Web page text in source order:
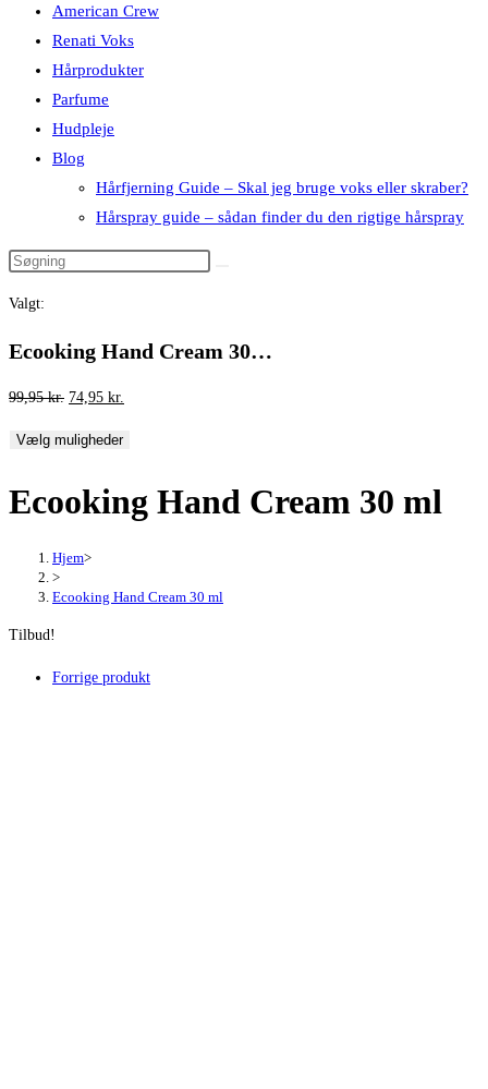
American Crew
Renati Voks
Hårprodukter
Parfume
Hudpleje
Blog
Hårfjerning Guide – Skal jeg bruge voks eller skraber?
Hårspray guide – sådan finder du den rigtige hårspray
Valgt:
Ecooking Hand Cream 30…
99,95kr. Den
pris
99,95 kr..
74,95 kr.
74,95 kr..
Vælg muligheder
Ecooking Hand Cream 30 ml
Hjem>
>
Ecooking Hand Cream 30 ml
Tilbud!
Forrige produkt